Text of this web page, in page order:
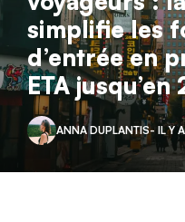
simplifie les
d’entrée en
ETA jusqu’en
ANNA DUPLANTIS- IL Y